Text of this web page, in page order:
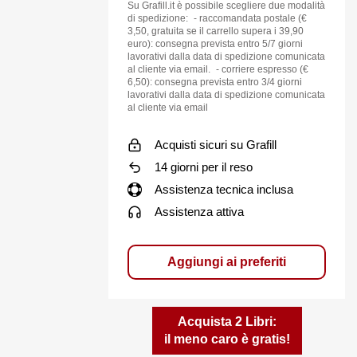
per i
Su Grafill.it è possibile scegliere due modalità
di spedizione: - raccomandata postale (€
3,50, gratuita se il carrello supera i 39,90
euro): consegna prevista entro 5/7 giorni
lavorativi dalla data di spedizione comunicata
al cliente via email. - corriere espresso (€
6,50): consegna prevista entro 3/4 giorni
lavorativi dalla data di spedizione comunicata
al cliente via email
Acquisti sicuri su Grafill
14 giorni per il reso
Assistenza tecnica inclusa
Assistenza attiva
Aggiungi ai preferiti
Acquista 2 Libri:
il meno caro è gratis!